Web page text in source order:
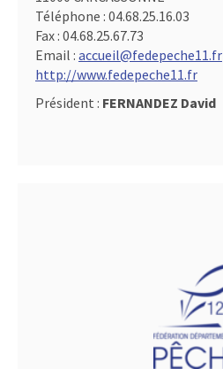
Téléphone : 04.68.25.16.03
Fax : 04.68.25.67.73
Email : accueil@fedepeche11.fr
http://www.fedepeche11.fr
Président : FERNANDEZ David